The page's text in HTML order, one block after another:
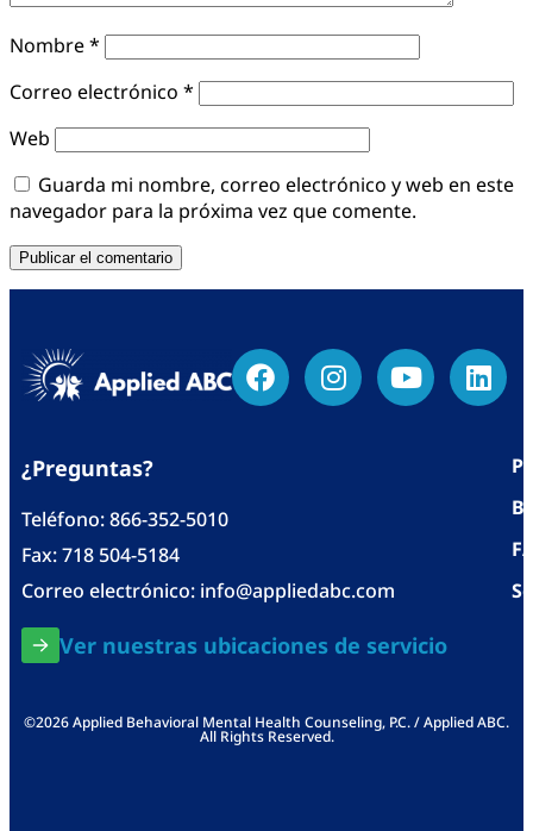
Nombre*
Correo electrónico *
Web
Guarda mi nombre, correo electrónico y web en este
navegador para la próxima vez que comente.
¿Preguntas?
Teléfono:866-352-5010
Fax: 718 504-5184
Correo electrónico: info@appliedabc.com
Ver nuestras ubicaciones de servicio
©2026 Applied Behavioral Mental Health Counseling, P.C. / Applied ABC.
All Rights Reserved.